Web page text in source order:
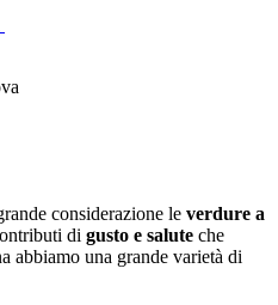
considerazione le verdure a
di gusto e salute che
abbiamo una grande varietà di